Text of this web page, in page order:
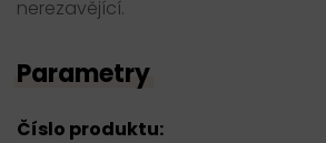
nerezavějící.
Parametry
Číslo produktu: